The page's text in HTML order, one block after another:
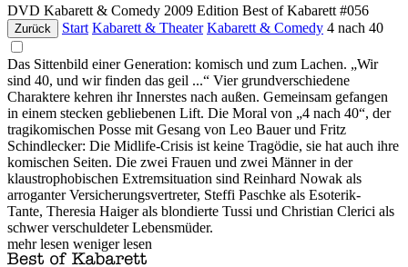
DVD Kabarett & Comedy 2009 Edition Best of Kabarett #056
Zurück Start Kabarett & Theater Kabarett & Comedy 4 nach 40
Das Sittenbild einer Generation: komisch und zum Lachen. „Wir
sind 40, und wir finden das geil ...“ Vier grundverschiedene
Charaktere kehren ihr Innerstes nach außen. Gemeinsam gefangen
in einem stecken gebliebenen Lift. Die Moral von „4 nach 40“, der
tragikomischen Posse mit Gesang von Leo Bauer und Fritz
Schindlecker: Die Midlife-Crisis ist keine Tragödie, sie hat auch ihre
komischen Seiten. Die zwei Frauen und zwei Männer in der
klaustrophobischen Extremsituation sind Reinhard Nowak als
arroganter Versicherungsvertreter, Steffi Paschke als Esoterik-
Tante, Theresia Haiger als blondierte Tussi und Christian Clerici als
schwer verschuldeter Lebensmüder.
mehr lesen weniger lesen